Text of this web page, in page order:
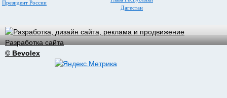
Президент России
Дагестан
Разработка сайта
© Bevolex